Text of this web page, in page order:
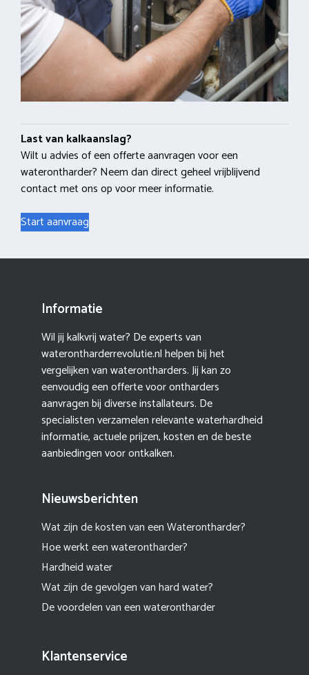
Last van kalkaanslag?
Wilt u advies of een offerte aanvragen voor een
waterontharder? Neem dan direct geheel vrijblijvend
contact met ons op voor meer informatie.
Start aanvraag
Informatie
Wil jij kalkvrij water? De experts van
waterontharderrevolutie.nl helpen bij het
vergelijken van waterontharders. Jij kan zo
eenvoudig een offerte voor ontharders
aanvragen bij diverse installateurs. De
specialisten verzamelen relevante waterhardheid
informatie, actuele prijzen, kosten en de beste
aanbiedingen voor ontkalken.
Nieuwsberichten
Wat zijn de kosten van een Waterontharder?
Hoe werkt een waterontharder?
Hardheid water
Wat zijn de gevolgen van hard water?
De voordelen van een waterontharder
Klantenservice